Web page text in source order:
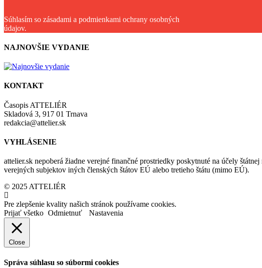
Súhlasím so zásadami a podmienkami ochrany osobných
údajov.
NAJNOVŠIE VYDANIE
KONTAKT
Časopis ATTELIÉR
Skladová 3, 917 01 Trnava
redakcia@attelier.sk
VYHLÁSENIE
attelier.sk nepoberá žiadne verejné finančné prostriedky poskytnuté na účely
verejných subjektov iných členských štátov EÚ alebo tretieho štátu (mimo EÚ).
© 2025 ATTELIÉR
Pre zlepšenie kvality našich stránok používame cookies.
Prijať všetko Odmietnuť Nastavenia
Close
Správa súhlasu so súbormi cookies